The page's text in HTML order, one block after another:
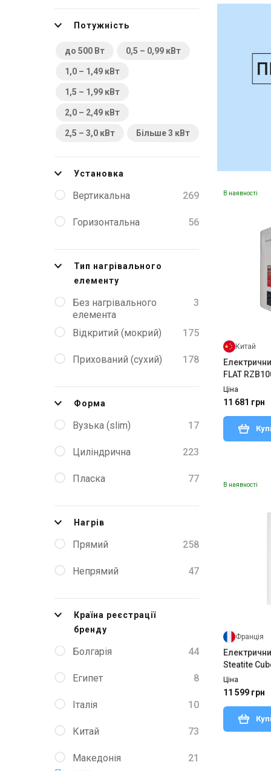
Потужність
до 500 Вт 0,5 – 0,99 кВт
1,0 – 1,49 кВт
1,5 – 1,99 кВт
2,0 – 2,49 кВт
2,5 – 3,0 кВт Більше 3 кВт
Установка
Вертикальна 269
Горизонтальна 56
Тип нагрівального
елементу
Без нагрівального
елемента
3
Відкритий (мокрий) 175
Прихований (сухий) 178
Форма
Вузька (slim) 17
Циліндрична 223
Пласка 77
Нагрів
Прямий 258
Непрямий 47
Країна реєстрації
бренду
Болгарія 44
Египет 8
Італія 10
Китай 73
Македонія 21
В наявності
Китай
FLAT
Ціна
11 681 грн
В наявності
Франція
Steatite
1500W
Ціна
11 599 грн